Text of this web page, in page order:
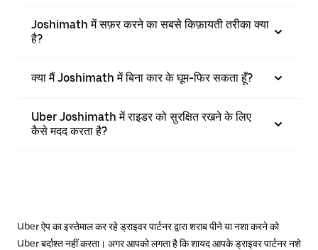
Joshimath में सफ़र करने का सबसे किफ़ायती तरीका क्या
है?
क्या मैं Joshimath में बिना कार के घूम-फिर सकता हूँ?
Uber Joshimath में राइडर को सुरक्षित रखने के लिए
कैसे मदद करता है?
Uber ऐप का इस्तेमाल कर रहे ड्राइवर पार्टनर द्वारा शराब पीने या नशा करने को
Uber बर्दाश्त नहीं करता। अगर आपको लगता है कि शायद आपके ड्राइवर पार्टनर नशे